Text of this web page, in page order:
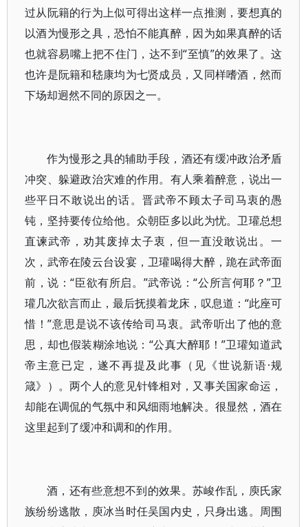
过从阮籍的行为上似可得出这样一点推测，要想真的
以酒为慢形之具，恐怕不能真醉，因为如果真醉的话
也就容易嘴上把不住门，达不到“至慎”的效果了。这
也许是阮籍和嵇康均为七贤成员，又同样嗜酒，然而
下场却迥然不同的原因之一。
作为慢形之具的辅助手段，酒还有缓冲政治矛盾
冲突、躲避政治灾难的作用。有人乘着醉意，说出一
些平日不敢说出的话。晋武帝不顾太子司马衷的愚
钝，坚持要传位给他。众朝臣多以此为忧。卫瓘总想
直谏武帝，劝其废掉太子衷，但一直没敢说出。一
次，武帝在陵云台设宴，卫瓘喝得大醉，跪在武帝面
前，说：“臣欲有所启。”武帝说：“公所言何耶？”卫
瓘几次欲言而止，最后抚摸着龙床，叹息道：“此座可
惜！”意思是说不该传给司马衷。武帝听出了他的意
思，却也假装糊涂地说：“公真大醉耶！”卫瓘知道武
帝主意已定，遂不再提及此事（见《世说新语·规
箴》）。两个人的意见针锋相对，又事关国家命运，
却能在调侃的气氛中和风细雨地解决。很显然，酒在
这里起到了缓冲和调和的作用。
酒，还有些意想不到的效果。苏峻作乱，庾氏家
族纷纷逃散，庾冰当时任吴国内史，只身出逃。周围